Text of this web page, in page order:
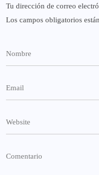
Tu dirección de correo
Los campos obligatorios